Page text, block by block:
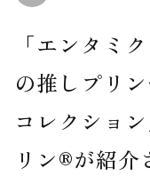
「エンタミ
の推しプリ
コレクショ
リン®が紹介